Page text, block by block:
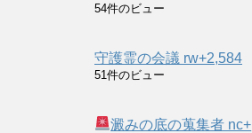
54件のビュー
守護霊の会議 rw+2,584
51件のビュー
澱みの底の蒐集者 nc+